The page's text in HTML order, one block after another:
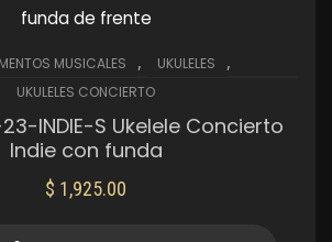
MUSICALES , UKULELES ,
UKULELES CONCIERTO
INDIE-S Ukelele Concierto
Indie con funda
$ 1,925.00